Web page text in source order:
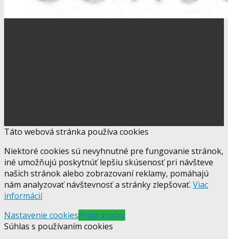
Táto webová stránka používa cookies
Niektoré cookies sú nevyhnutné pre fungovanie stránok,
iné umožňujú poskytnúť lepšiu skúsenosť pri návšteve
našich stránok alebo zobrazovaní reklamy, pomáhajú
nám analyzovať návštevnosť a stránky zlepšovať. Viac
informácií
Nastavenie cookiesPrijať všetky
Súhlas s používaním cookies